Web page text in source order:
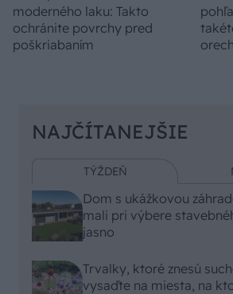
moderného laku: Takto
ochránite povrchy pred
poškriabaním
NAJČÍTANEJŠIE
TÝŽDEŇ
Dom s ukážkovou
mali pri výbere
jasno
Trvalky, ktoré znesú
vysaďte na miesta, na